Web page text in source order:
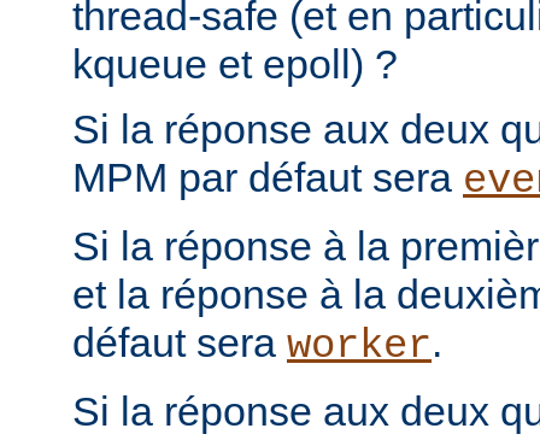
thread-safe (et en
kqueue et epoll) ?
Si la réponse aux deux
MPM par défaut sera
Si la réponse à la
et la réponse à la
défaut sera worker.
Si la réponse aux deux